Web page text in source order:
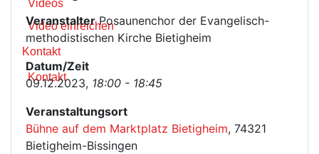
Videos
Video einreichen
Kontakt
Kontakt
VeranstalterPosaunenchor der Evangelisch-
methodistischen Kirche Bietigheim
Datum/Zeit
09.12.2023, 18:00 - 18:45
Veranstaltungsort
Bühne auf dem Marktplatz Bietigheim, 74321
Bietigheim-Bissingen